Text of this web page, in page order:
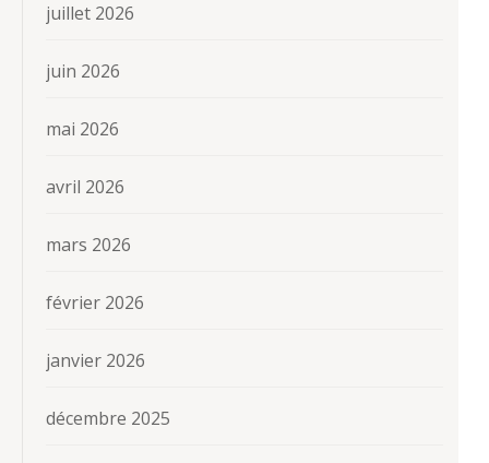
juillet 2026
juin 2026
mai 2026
avril 2026
mars 2026
février 2026
janvier 2026
décembre 2025